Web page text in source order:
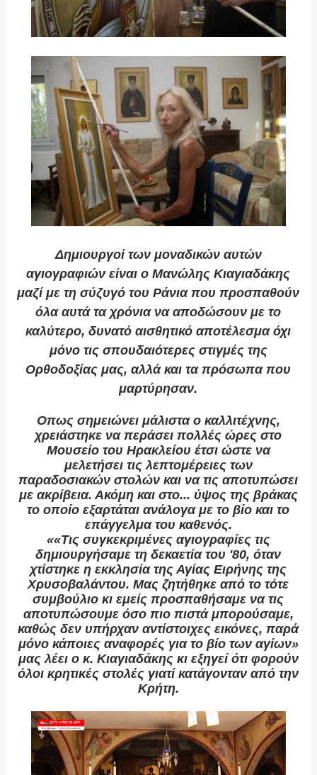
Δημιουργοί των μοναδικών αυτών
αγιογραφιών είναι ο Μανώλης Κιαγιαδάκης
μαζί με τη σύζυγό του Ράνια που προσπαθούν
όλα αυτά τα χρόνια να αποδώσουν με το
καλύτερο, δυνατό αισθητικό αποτέλεσμα όχι
μόνο τις σπουδαιότερες στιγμές της
Ορθοδοξίας μας, αλλά και τα πρόσωπα που
μαρτύρησαν.
Οπως σημειώνει μάλιστα ο καλλιτέχνης,
χρειάστηκε να περάσει πολλές ώρες στο
Μουσείο του Ηρακλείου έτσι ώστε να
μελετήσει τις λεπτομέρειες των
παραδοσιακών στολών και να τις αποτυπώσει
με ακρίβεια. Ακόμη και στο... ύψος της βράκας
το οποίο εξαρτάται ανάλογα με το βίο και το
επάγγελμα του καθενός.
««Τις συγκεκριμένες αγιογραφίες τις
δημιουργήσαμε τη δεκαετία του '80, όταν
χτίστηκε η εκκλησία της Αγίας Ειρήνης της
Χρυσοβαλάντου. Μας ζητήθηκε από το τότε
συμβούλιο κι εμείς προσπαθήσαμε να τις
αποτυπώσουμε όσο πιο πιστά μπορούσαμε,
καθώς δεν υπήρχαν αντίστοιχες εικόνες, παρά
μόνο κάποιες αναφορές για το βίο των αγίων»
μας λέει ο κ. Κιαγιαδάκης κι εξηγεί ότι φορούν
όλοι κρητικές στολές γιατί κατάγονταν από την
Κρήτη.